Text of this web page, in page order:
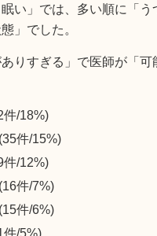
い」では、多い順に「う
」でした。
りすぎる」で医師が「可
件/18%)
件/15%)
件/12%)
件/7%)
件/6%)